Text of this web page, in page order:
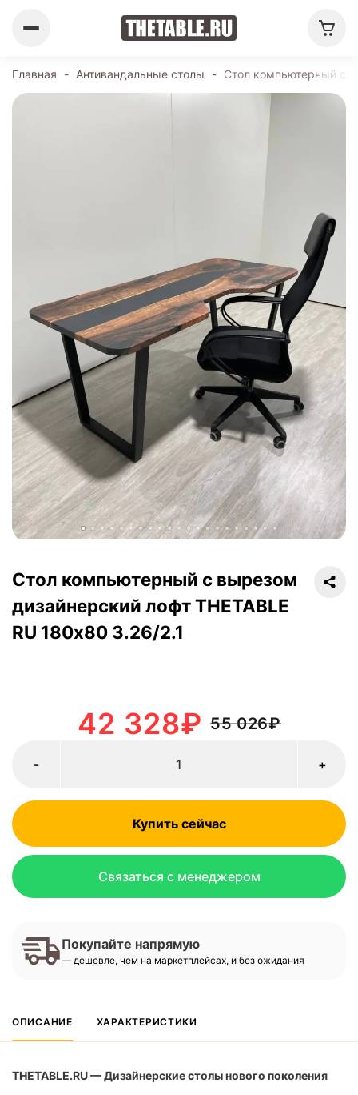
Главная - Антивандальные столы - Стол компьютерный с
Стол компьютерный с вырезом
дизайнерский лофт THETABLE
RU 180х80 3.26/2.1
55 026₽
42 328₽
+
-
Купить сейчас
Связаться с менеджером
Покупайте напрямую
— дешевле, чем на маркетплейсах, и без ожидания
ОПИСАНИЕ ХАРАКТЕРИСТИКИ
THETABLE.RU — Дизайнерские столы нового поколения